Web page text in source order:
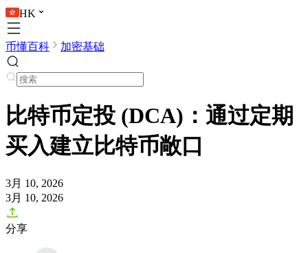
HK
币懂百科 加密基础
比特币定投 (DCA)：通过定期
买入建立比特币敞口
3月 10, 2026
3月 10, 2026
分享